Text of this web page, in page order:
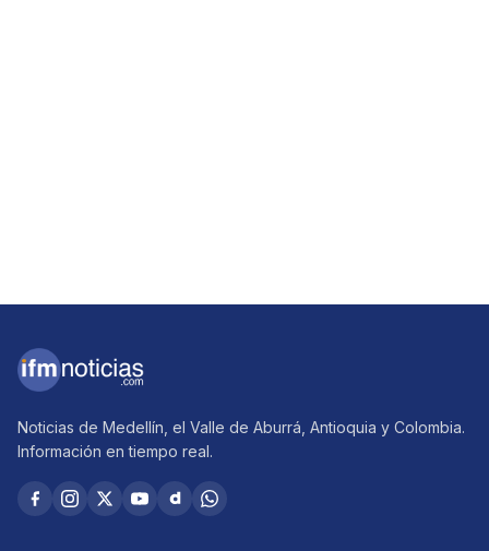
Noticias de Medellín, el Valle de Aburrá, Antioquia y Colombia.
Información en tiempo real.